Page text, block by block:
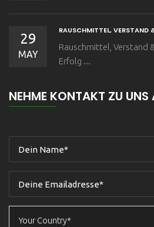
29
MAY
RAUSCHMITTEL, VERSTAND
Rauschmittel, Verstand
Erfolg ...
NEHME KONTAKT ZU UNS